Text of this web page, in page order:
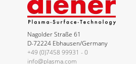
Nagolder Straße 61
D-72224 Ebhausen/Germany
+49 (0)7458 99931 - 0
info@plasma.com